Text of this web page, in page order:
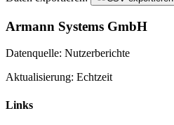
Armann Systems GmbH
Datenquelle: Nutzerberichte
Aktualisierung: Echtzeit
Links